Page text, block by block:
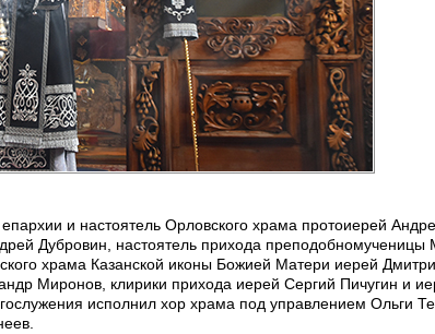
и настоятель Орловского храма протоиерей
Дубровин, настоятель прихода преподобномученицы
храма Казанской иконы Божией Матери иерей
Миронов, клирики прихода иерей Сергий Пичугин и
исполнил хор храма под управлением Ольги